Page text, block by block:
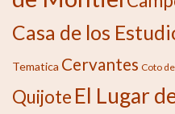
Casa de los
Tematica Cervantes Coto
Quijote El Lugar